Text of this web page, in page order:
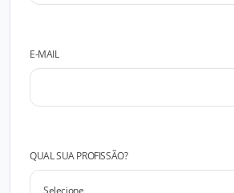
E-MAIL
QUAL SUA PROFISSÃO?